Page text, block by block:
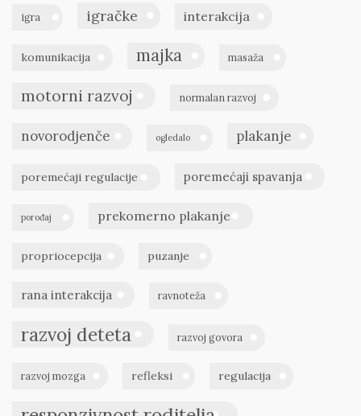
igra igračke interakcija
komunikacija majka masaža
motorni razvoj normalan razvoj
novorodjenče ogledalo plakanje
poremećaji regulacije poremećaji spavanja
porođaj prekomerno plakanje
propriocepcija puzanje
rana interakcija ravnoteža
razvoj deteta razvoj govora
razvoj mozga refleksi regulacija